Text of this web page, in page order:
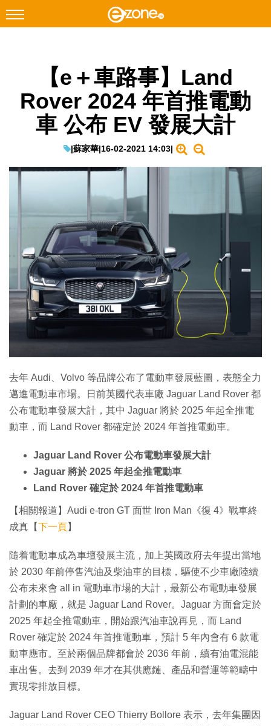
Facebook Instagram
科技焦點
網絡生活
教學評測
IT Times
生成式AI與雲端應用
Enterprise Digital Transformation
特集
【e＋車路事】Land
Rover 2024 年首推電動
車 公布 EV 發展大計
|蘇家華|16-02-2021 14:03|
去年 Audi、Volvo 等品牌公布了電動車發展藍圖，表態全力
邁進電動車市場。日前英國代表車廠 Jaguar Land Rover 都
公布電動車發展大計，其中 Jaguar 將於 2025 年起全推電
動車，而 Land Rover 都確定於 2024 年首推電動車。
Jaguar Land Rover 公布電動車發展大計
Jaguar 將於 2025 年起全推電動車
Land Rover 確定於 2024 年首推電動車
【相關報道】Audi e-tron GT 面世 Iron Man《復 4》戰車終
成真【下一頁】
隨着電動車成為車壇發展主流，加上英國政府去年提出當地
於 2030 年前停售汽油及柴油車的目標，驅使不少車廠陸續
公布未來會 all in 電動車市場的大計，最新公布電動車發展
計劃的車廠，就是 Jaguar Land Rover。Jaguar 方面會定於
2025 年起全推電動車，開始跟汽油車說再見，而 Land
Rover 確定於 2024 年首推電動車，預計 5 年內會有 6 款電
動車應市。至於兩個品牌都會於 2036 年前，續有油電混能
車出售。去到 2039 年才在其供應鏈、產品和營運等範疇中
實現零排放目標。
Jaguar Land Rover CEO Thierry Bollore 表示，去年集團因